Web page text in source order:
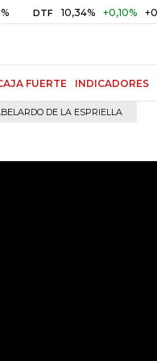
10,34% +0,10% +0,98%
FUERTE INDICADORES
DE LA ESPRIELLA